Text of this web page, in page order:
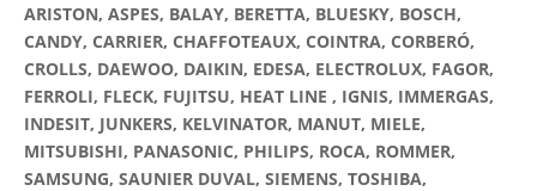
ARISTON, ASPES, BALAY, BERETTA, BLUESKY, BOSCH,
CANDY, CARRIER, CHAFFOTEAUX, COINTRA, CORBERÓ,
CROLLS, DAEWOO, DAIKIN, EDESA, ELECTROLUX, FAGOR,
FERROLI, FLECK, FUJITSU, HEAT LINE , IGNIS, IMMERGAS,
INDESIT, JUNKERS, KELVINATOR, MANUT, MIELE,
MITSUBISHI, PANASONIC, PHILIPS, ROCA, ROMMER,
SAMSUNG, SAUNIER DUVAL, SIEMENS, TOSHIBA,